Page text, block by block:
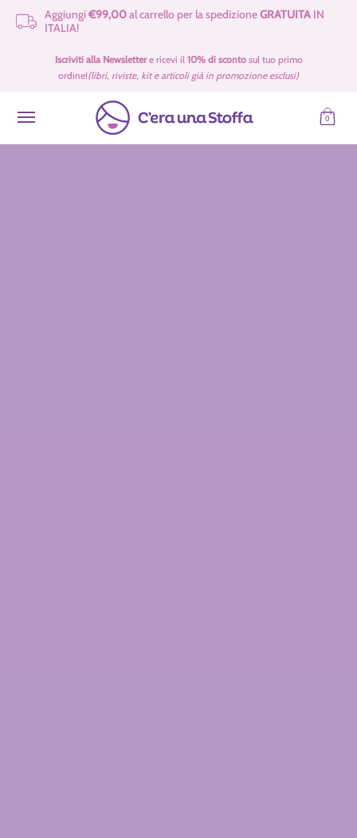
Passa al contenuto principale
Aggiungi€99,00al carrello per la spedizioneGRATUITA IN
ITALIA!
Idee Regalo 🎁
Offerte Filati 🧶
Iscriviti alla Newslettere ricevi il 10% di sconto sul tuo primo
ordine!(libri, riviste, kit e articoli già in promozione esclusi)
0